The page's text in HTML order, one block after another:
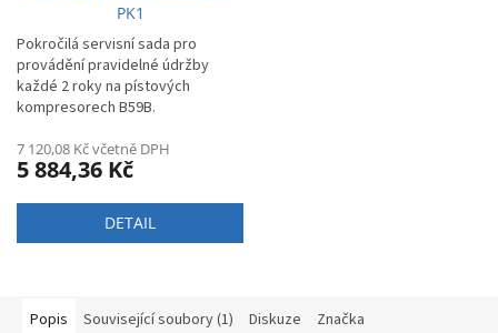
PK1
Pokročilá servisní sada pro
provádění pravidelné údržby
každé 2 roky na pístových
kompresorech B59B.
7 120,08 Kč včetně DPH
5 884,36 Kč
DETAIL
Popis Související soubory (1) Diskuze Značka